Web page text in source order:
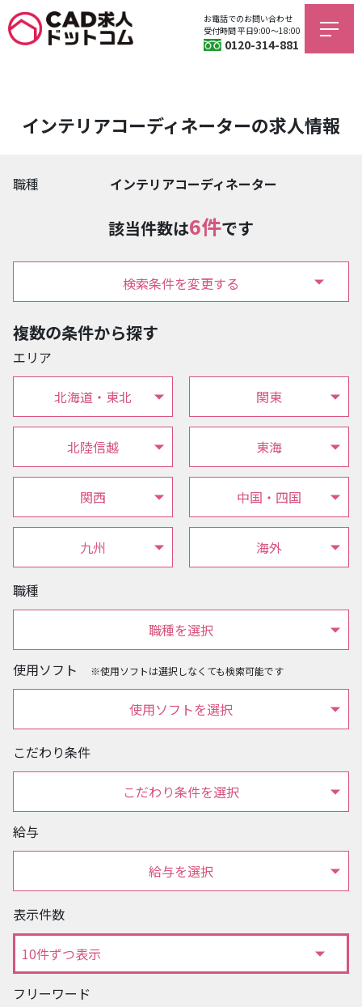
お電話でのお問い合わせ
受付時間 平日9:00〜18:00
0120-314-881
インテリアコーディネーターの求人情報
職種 インテリアコーディネーター
該当件数は6件です
検索条件を変更する
複数の条件から探す
エリア
北海道・東北 関東
北陸信越 東海
関西 中国・四国
九州 海外
職種
職種を選択
使用ソフト ※使用ソフトは選択しなくても検索可能です
使用ソフトを選択
こだわり条件
こだわり条件を選択
給与
給与を選択
表示件数
フリーワード